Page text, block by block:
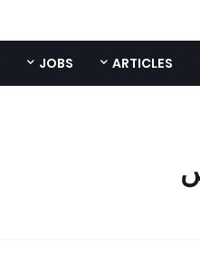
ARTICLES
JOBS